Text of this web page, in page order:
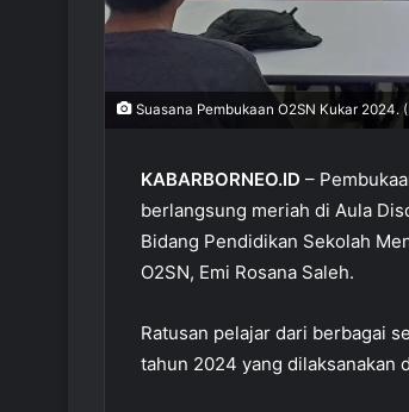
Suasana Pembukaan O2SN Kukar 2024.
KABARBORNEO.ID –
berlangsung meriah di Aula
Bidang Pendidikan Sekolah
O2SN, Emi Rosana Saleh.
Ratusan pelajar dari berbagai
tahun 2024 yang dilaksanakan